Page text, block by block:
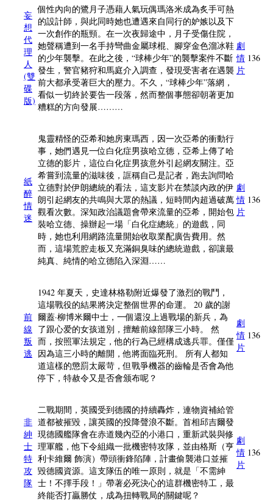
妄
想
代
理
人
(雙
碟
版)
個性內向的鷺月子憑藉人氣玩偶瑪洛米成為炙手可熱
的設計師，與此同時她也遭遇來自同行的妒嫉以及下
一次創作的瓶頸。在一次夜歸途中，月子受傷住院，
她聲稱遭到一名手持彎曲金屬球棍、腳穿金色溜冰鞋
的少年襲擊。在此之後，“球棒少年”的襲擊案件不斷
發生，警官豬狩和馬庭介入調查，發現受害者在遇襲
前大都承受著巨大的壓力。不久，“球棒少年”落網，
看似一切終於要告一段落，然而整個事態卻朝著更加
糟糕的方向發展………
劇
情
片
136
紙
醉
情
迷
鬼靈精怪的亞希和她房東瑪西，因一次亞希的衝動行
事，她們遇見一位白化症男孩哈立德，亞希上傳了哈
立德的影片，這位白化症男孩意外引起網友關注。亞
希嘗到流量的滋味後，誆稱自己是記者，跑去詢問哈
立德對於伊朗總統的看法，這支影片在禁談內政的伊
朗引起網友的共鳴與大眾的熱議，短時間內超過破萬
觀看次數。深知政治議題會帶來流量的亞希，開始包
裝哈立德、操辦起一場「白化症總統」的遊戲，同
時，她也利用網路流量開始收取業配廣告費用。然
而，這場荒腔走板又充滿銅臭味的總統遊戲，卻讓最
純真、純情的哈立德陷入深淵……
劇
情
片
136
前
線
叛
逃
1942 年夏天，史達林格勒附近爆發了激烈的戰鬥，
這場戰役的結果將決定整個世界的命運。 20 歲的謝
爾蓋·柳博米爾中士，一個還沒上過戰場的新兵，為
了跟心爱的女孩道別，擅離前線部隊三小時。 然
而，按照軍法規定，他的行為已經構成逃兵罪。僅僅
因為這三小時的離開，他將面臨死刑。 所有人都知
道這樣的懲罰太嚴苛，但戰爭機器的齒輪是否會為他
停下，特赦令又是否會颁布呢？
劇
情
片
136
非
紳
士
特
攻
隊
二戰期間，英國受到德國的持續轟炸，連物資補給管
道都被摧毀，讓英國的投降聲浪不斷。首相邱吉爾發
現德國艦隊會在赤道幾內亞的小港口，重新武裝與修
理軍艦，他下令組織一批機密特攻隊，並由格斯（亨
利卡維爾 飾演）帶頭衝鋒陷陣，計畫偷襲港口並摧
毀德國資源。這支隊伍的唯一原則，就是「不需紳
士！不擇手段！」帶著必死決心的這群機密特工，最
終能否打贏勝仗，成為扭轉戰局的關鍵呢？
劇
情
片
136